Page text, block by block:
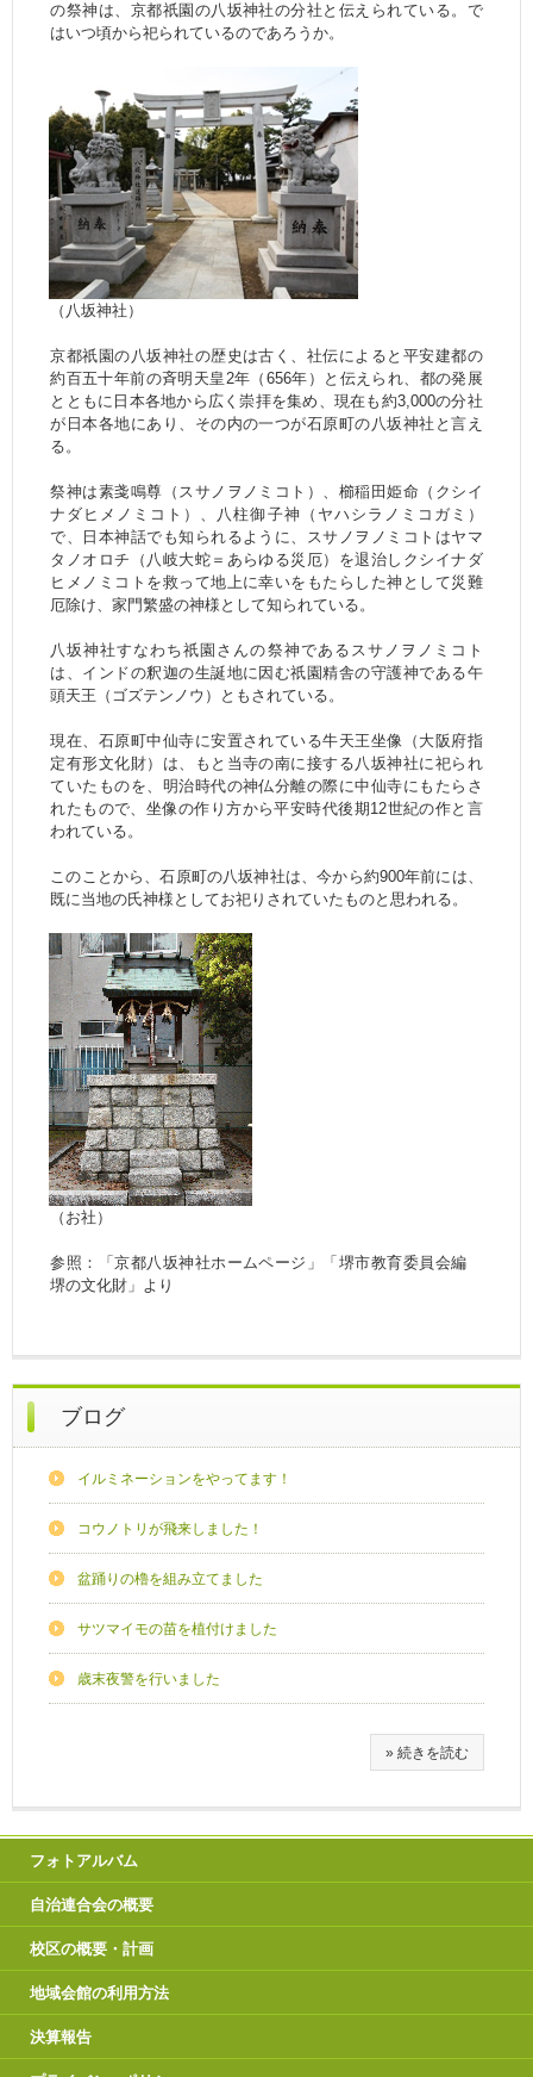
の祭神は、京都祇園の八坂神社の分社と伝えられている。で
はいつ頃から祀られているのであろうか。
（八坂神社）
京都祇園の八坂神社の歴史は古く、社伝によると平安建都の
約百五十年前の斉明天皇2年（656年）と伝えられ、都の発展
とともに日本各地から広く崇拝を集め、現在も約3,000の分社
が日本各地にあり、その内の一つが石原町の八坂神社と言え
る。
祭神は素戔鳴尊（スサノヲノミコト）、櫛稲田姫命（クシイ
ナダヒメノミコト）、八柱御子神（ヤハシラノミコガミ）
で、日本神話でも知られるように、スサノヲノミコトはヤマ
タノオロチ（八岐大蛇＝あらゆる災厄）を退治しクシイナダ
ヒメノミコトを救って地上に幸いをもたらした神として災難
厄除け、家門繁盛の神様として知られている。
八坂神社すなわち祇園さんの祭神であるスサノヲノミコト
は、インドの釈迦の生誕地に因む祇園精舎の守護神である午
頭天王（ゴズテンノウ）ともされている。
現在、石原町中仙寺に安置されている牛天王坐像（大阪府指
定有形文化財）は、もと当寺の南に接する八坂神社に祀られ
ていたものを、明治時代の神仏分離の際に中仙寺にもたらさ
れたもので、坐像の作り方から平安時代後期12世紀の作と言
われている。
このことから、石原町の八坂神社は、今から約900年前には、
既に当地の氏神様としてお祀りされていたものと思われる。
（お社）
参照：「京都八坂神社ホームページ」「堺市教育委員会編
堺の文化財」より
ブログ
イルミネーションをやってます！
コウノトリが飛来しました！
盆踊りの櫓を組み立てました
サツマイモの苗を植付けました
歳末夜警を行いました
» 続きを読む
フォトアルバム
自治連合会の概要
校区の概要・計画
地域会館の利用方法
決算報告